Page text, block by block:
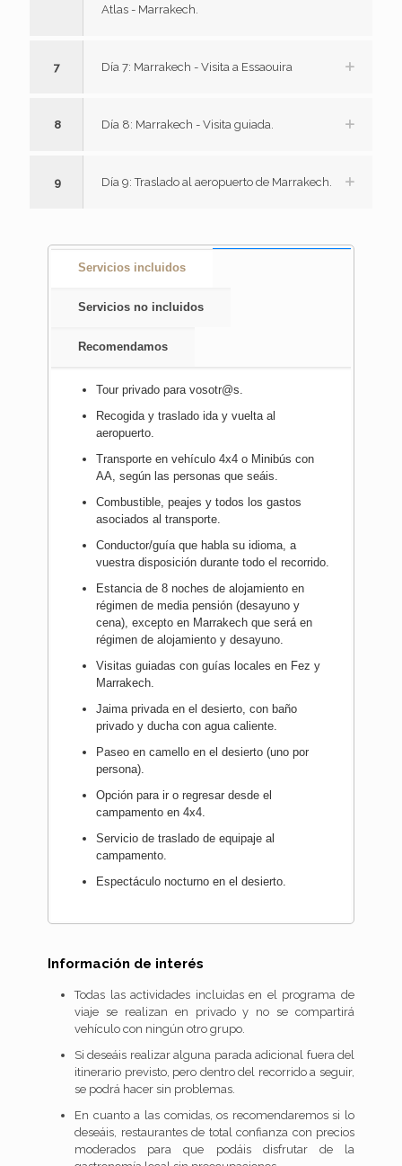
Atlas - Marrakech.
7 Día 7: Marrakech - Visita a Essaouira
8 Día 8: Marrakech - Visita guiada.
9 Día 9: Traslado al aeropuerto de Marrakech.
Servicios incluidos
Servicios no incluidos
Recomendamos
Tour privado para vosotr@s.
Recogida y traslado ida y vuelta al
aeropuerto.
Transporte en vehículo 4x4 o Minibús con
AA, según las personas que seáis.
Combustible, peajes y todos los gastos
asociados al transporte.
Conductor/guía que habla su idioma, a
vuestra disposición durante todo el recorrido.
Estancia de 8 noches de alojamiento en
régimen de media pensión (desayuno y
cena), excepto en Marrakech que será en
régimen de alojamiento y desayuno.
Visitas guiadas con guías locales en Fez y
Marrakech.
Jaima privada en el desierto, con baño
privado y ducha con agua caliente.
Paseo en camello en el desierto (uno por
persona).
Opción para ir o regresar desde el
campamento en 4x4.
Servicio de traslado de equipaje al
campamento.
Espectáculo nocturno en el desierto.
Información de interés
Todas las actividades incluidas en el programa de
viaje se realizan en privado y no se compartirá
vehículo con ningún otro grupo.
Si deseáis realizar alguna parada adicional fuera del
itinerario previsto, pero dentro del recorrido a seguir,
se podrá hacer sin problemas.
En cuanto a las comidas, os recomendaremos si lo
deseáis, restaurantes de total confianza con precios
moderados para que podáis disfrutar de la